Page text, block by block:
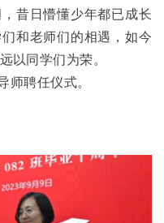
昔日懵懂少年都已成长
和老师们的相遇，如今
以同学们为荣。
师聘任仪式。